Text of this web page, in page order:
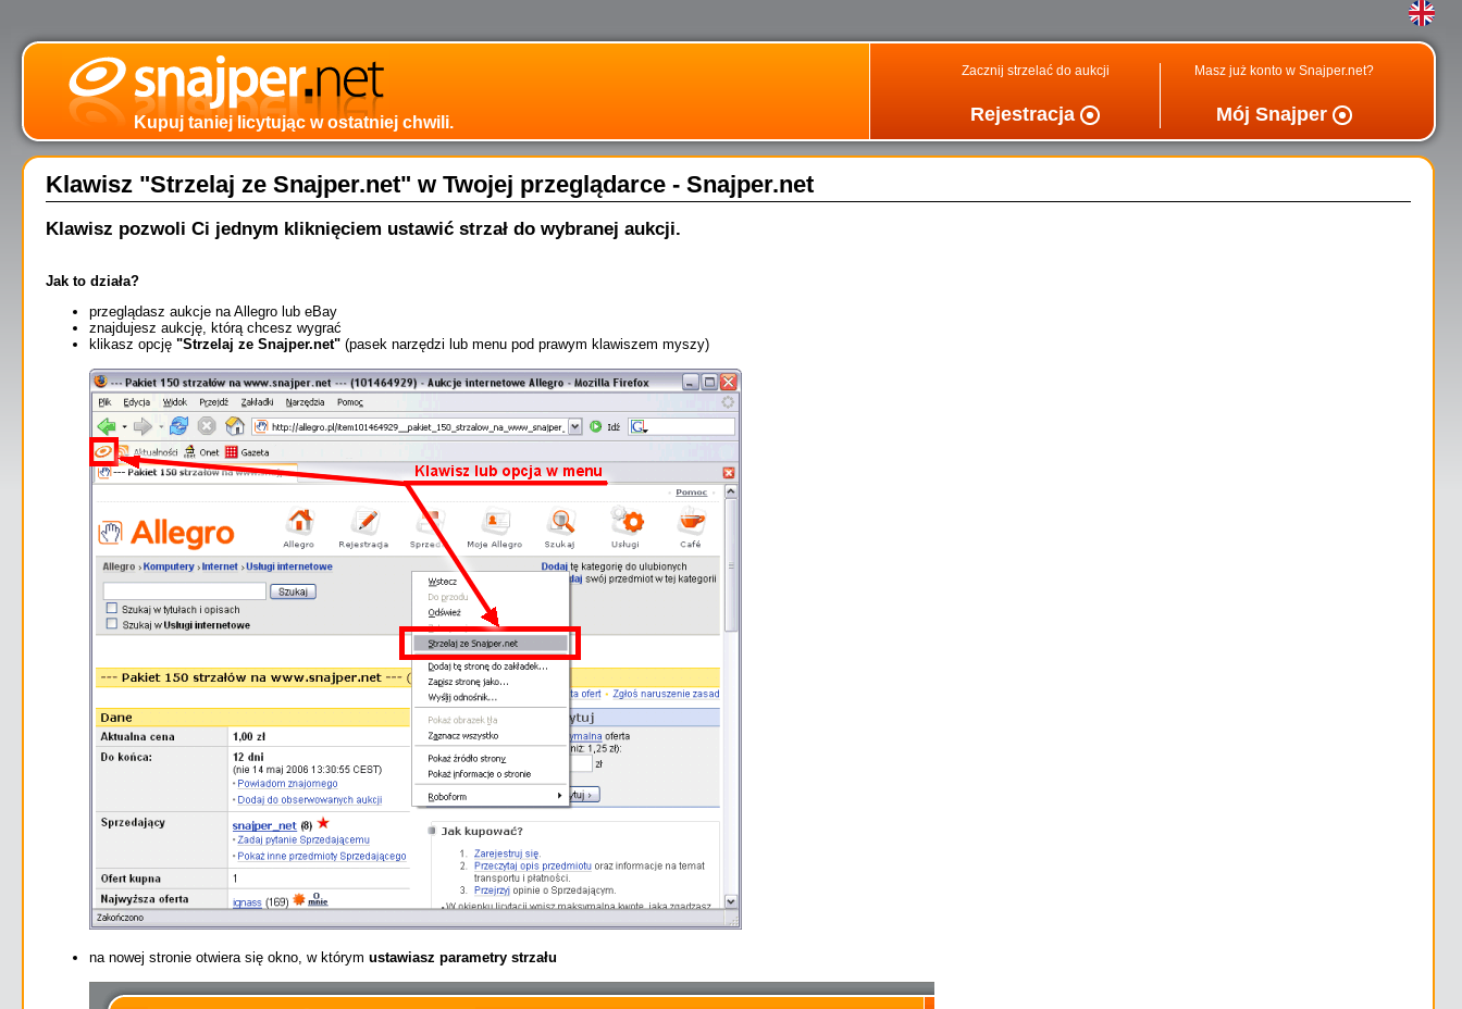
Kupuj taniej licytując w ostatniej chwili.
Zacznij strzelać do aukcji
Rejestracja
Masz już konto w Snajper.net?
Mój Snajper
Klawisz "Strzelaj ze Snajper.net" w Twojej przeglądarce - Snajper.net
Klawisz pozwoli Ci jednym kliknięciem ustawić strzał do wybranej aukcji.
Jak to działa?
przeglądasz aukcje na Allegro lub eBay
znajdujesz aukcję, którą chcesz wygrać
klikasz opcję "Strzelaj ze Snajper.net" (pasek narzędzi lub menu pod prawym klawiszem myszy)
na nowej stronie otwiera się okno, w którym ustawiasz parametry strzału